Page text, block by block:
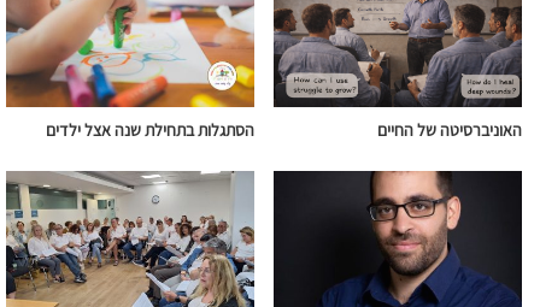
האוניברסיטה של החיים הסתגלות בתחילת שנה אצל ילדים